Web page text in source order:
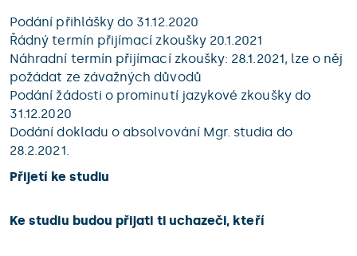
Podání přihlášky do 31.12.2020
Řádný termín přijímací zkoušky 20.1.2021
Náhradní termín přijímací zkoušky: 28.1.2021, lze o něj
požádat ze závažných důvodů
Podání žádosti o prominutí jazykové zkoušky do
31.12.2020
Dodání dokladu o absolvování Mgr. studia do
28.2.2021.
Přijetí ke studiu
Ke studiu budou přijati ti uchazeči, kteří